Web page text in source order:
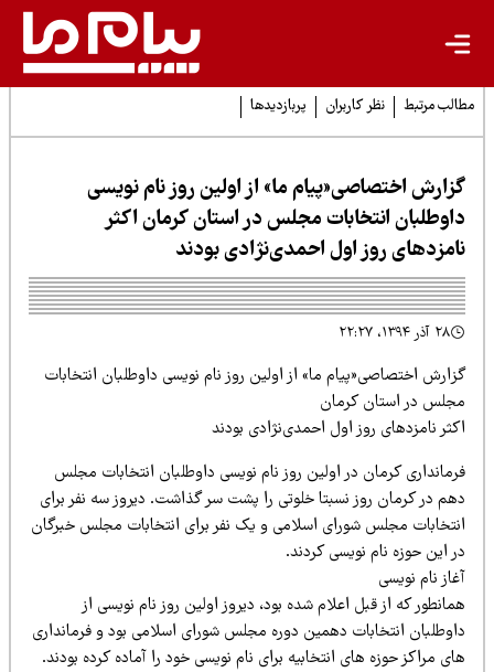
مرتبط نظر کاربران پربازدیدها
اختصاصی«پیام ما» از اولین روز نام نویسی
انتخابات مجلس در استان کرمان اکثر
روز اول احمدی‌نژادی بودند
اختصاصی«پیام ما» از اولین روز نام نویسی داوطلبان انتخابات
در استان کرمان
نامزدهای روز اول احمدی‌نژادی بودند
کرمان در اولین روز نام نویسی داوطلبان انتخابات مجلس
در کرمان روز نسبتا خلوتی را پشت سر گذاشت. دیروز سه نفر برای
مجلس شورای اسلامی و یک نفر برای انتخابات مجلس خبرگان
این حوزه نام نویسی کردند.
نام نویسی
که از قبل اعلام شده بود، دیروز اولین روز نام نویسی از
انتخابات دهمین دوره مجلس شورای اسلامی بود و فرمانداری
مراکز حوزه های انتخابیه برای نام نویسی خود را آماده کرده بودند.